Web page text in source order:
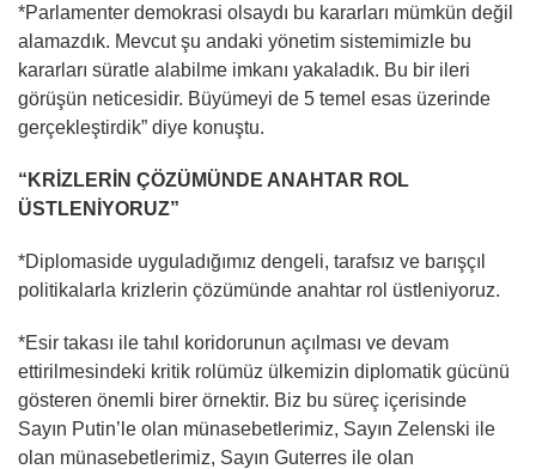
*Parlamenter demokrasi olsaydı bu kararları mümkün değil
alamazdık. Mevcut şu andaki yönetim sistemimizle bu
kararları süratle alabilme imkanı yakaladık. Bu bir ileri
görüşün neticesidir. Büyümeyi de 5 temel esas üzerinde
gerçekleştirdik” diye konuştu.
“KRİZLERİN ÇÖZÜMÜNDE ANAHTAR ROL
ÜSTLENİYORUZ”
*Diplomaside uyguladığımız dengeli, tarafsız ve barışçıl
politikalarla krizlerin çözümünde anahtar rol üstleniyoruz.
*Esir takası ile tahıl koridorunun açılması ve devam
ettirilmesindeki kritik rolümüz ülkemizin diplomatik gücünü
gösteren önemli birer örnektir. Biz bu süreç içerisinde
Sayın Putin’le olan münasebetlerimiz, Sayın Zelenski ile
olan münasebetlerimiz, Sayın Guterres ile olan